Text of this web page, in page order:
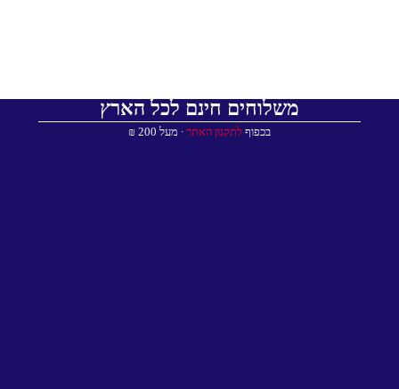
משלוחים חינם לכל הארץ
בכפוף לתקנון האתר ∙ מעל 200 ₪